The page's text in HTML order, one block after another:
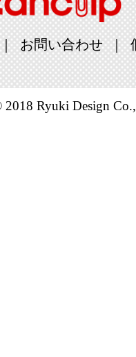
お問い合わせ
Ryuki Design